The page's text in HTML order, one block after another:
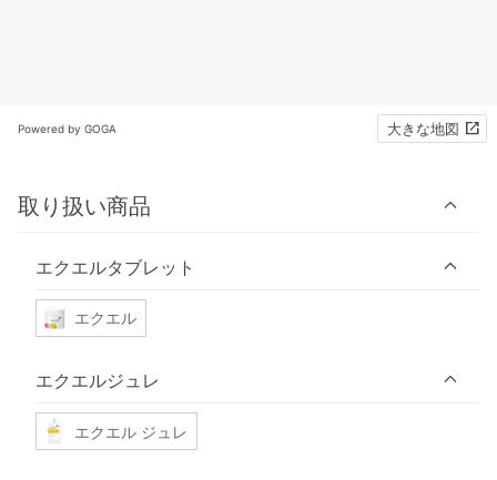
Powered by GOGA 大きな地図
取り扱い商品
エクエルタブレット
エクエル
エクエルジュレ
エクエル ジュレ